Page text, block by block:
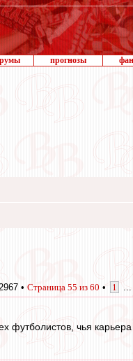
прогнозы
• Страница 55 из 60 • 1
футболистов, чья